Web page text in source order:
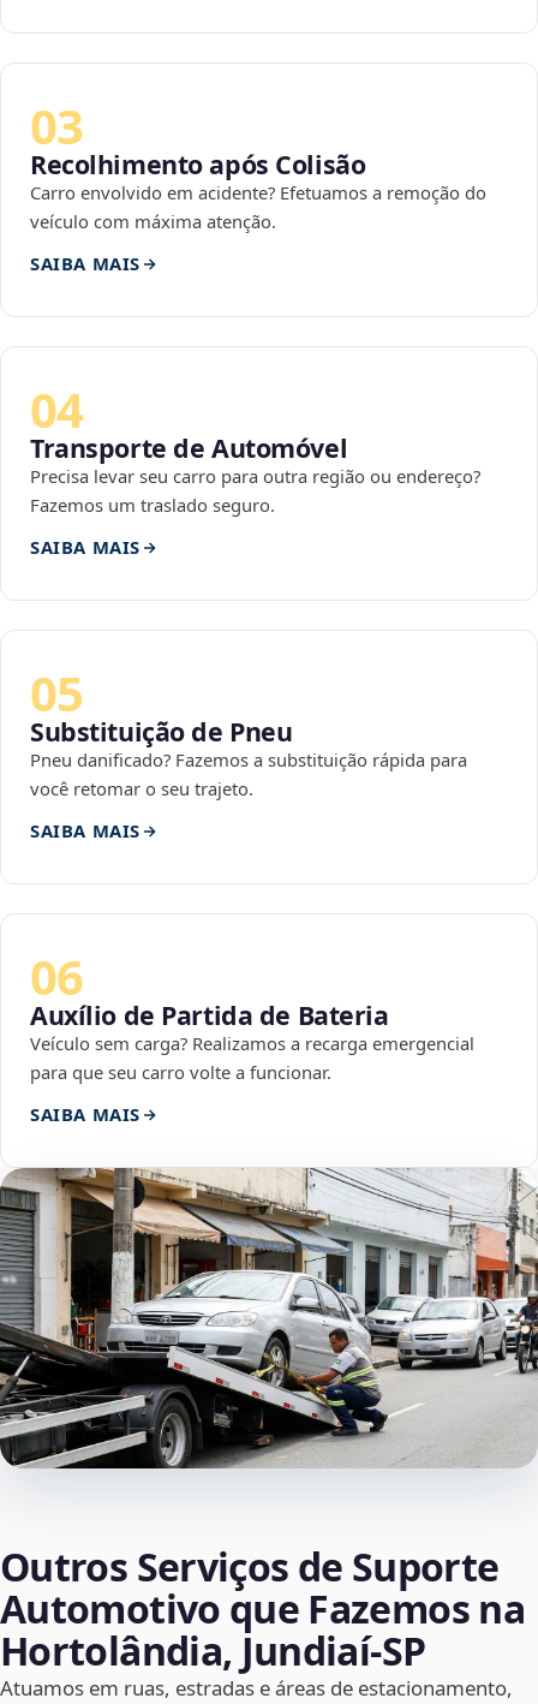
03
Recolhimento após Colisão
Carro envolvido em acidente? Efetuamos a remoção do
veículo com máxima atenção.
SAIBA MAIS
04
Transporte de Automóvel
Precisa levar seu carro para outra região ou endereço?
Fazemos um traslado seguro.
SAIBA MAIS
05
Substituição de Pneu
Pneu danificado? Fazemos a substituição rápida para
você retomar o seu trajeto.
SAIBA MAIS
06
Auxílio de Partida de Bateria
Veículo sem carga? Realizamos a recarga emergencial
para que seu carro volte a funcionar.
SAIBA MAIS
Outros Serviços de Suporte
Automotivo que Fazemos na
Hortolândia, Jundiaí‑SP
Atuamos em ruas, estradas e áreas de estacionamento,